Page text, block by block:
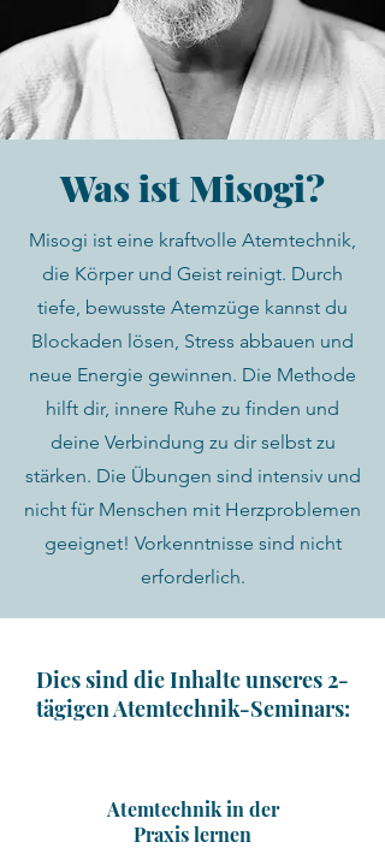
Was ist Misogi?
Misogi ist eine kraftvolle Atemtechnik,
die Körper und Geist reinigt. Durch
tiefe, bewusste Atemzüge kannst du
Blockaden lösen, Stress abbauen und
neue Energie gewinnen. Die Methode
hilft dir, innere Ruhe zu finden und
deine Verbindung zu dir selbst zu
stärken. Die Übungen sind intensiv und
nicht für Menschen mit Herzproblemen
geeignet! Vorkenntnisse sind nicht
erforderlich.
Dies sind die Inhalte unseres 2-
tägigen Atemtechnik-Seminars:
Atemtechnik in der
Praxis lernen